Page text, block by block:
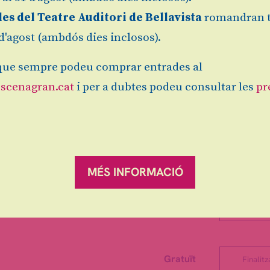
i investigador en comunicació interactiva.
en Belles Arts (UB), ha desenvolupat una
tecnologia, ciència i societat. El seu treball
i les formes contemporànies de visualitat.
Gratuït
Gratuït
del Teatre Auditori de Bellavistaromandran
(ambdós dies inclosos).
sempre podeu comprar entrades al
i per a dubtes podeu consultar les
MÉS INFORMACIÓ